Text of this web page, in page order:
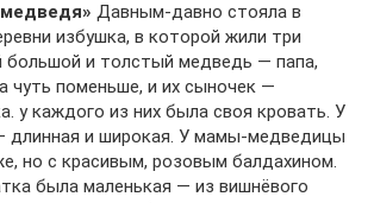
Давным-давно стояла в
избушка, в которой жили три
и толстый медведь — папа,
чуть поменьше, и их сыночек —
у каждого из них была своя кровать. У
длинная и широкая. У мамы-медведицы
но с красивым, розовым балдахином.
была маленькая — из вишнёвого